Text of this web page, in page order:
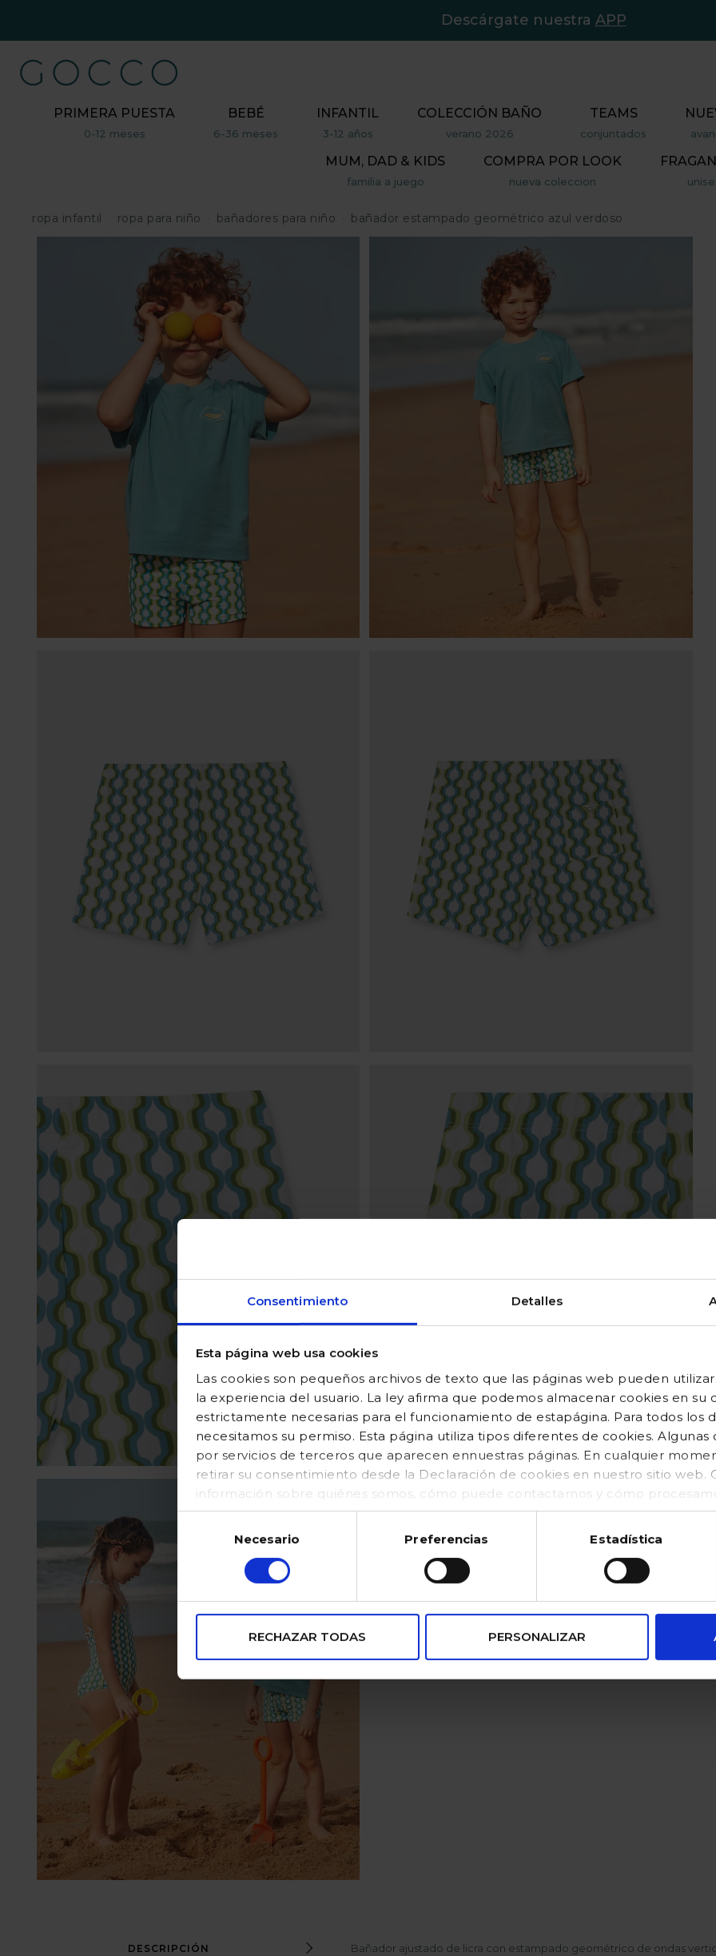
Consentimiento Detalles
Esta página web usa cookies
Las cookies son pequeños archivos de texto que las páginas web pueden
la experiencia del usuario. La ley afirma que podemos almacenar cookies en su
estrictamente necesarias para el funcionamiento de estapágina. Para todos los
necesitamos su permiso. Esta página utiliza tipos diferentes de cookies. Algunas
por servicios de terceros que aparecen ennuestras páginas. En cualquier
retirar su consentimiento desde la Declaración de cookies en nuestro sitio web.
información sobre quiénes somos, cómo puede contactarnos y cómo
en nuestraPolítica de cookies (https://www.gocco.es/cookies-policy.html)
consentimiento
Necesario Preferencias Estadística
RECHAZAR TODAS PERSONALIZAR
Descárgate nuestra APP
PRIMERA PUESTA
0-12 meses
BEBÉ
6-36 meses
INFANTIL
3-12 años
COLECCIÓN BAÑO
verano 2026
TEAMS
conjuntados
MUM, DAD & KIDS
familia a juego
COMPRA POR LOOK
nueva coleccion
ropa infantil ropa para niño bañadores para niño bañador estampado geométrico azul verdoso
DESCRIPCIÓN
Bañador ajustado de licra con estampado geométrico de ondas